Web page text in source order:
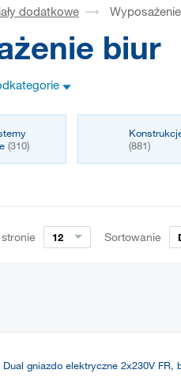
dodatkowe
biur
(310)
(881)
12 Sortowanie
Dual gniazdo elektryczne 2x230V FR,